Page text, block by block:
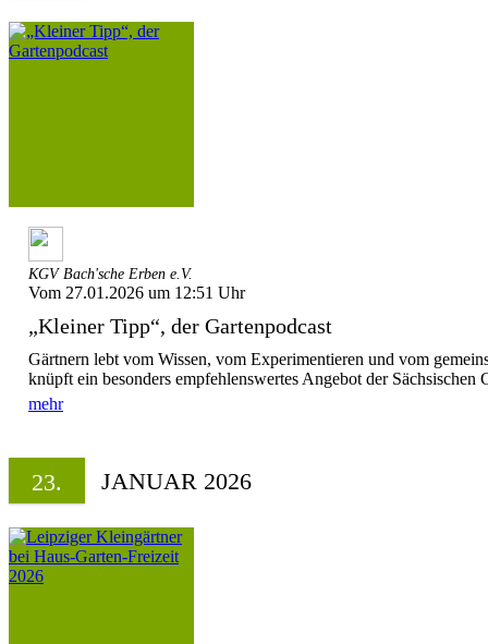
KGV Bach'sche Erben e.V.
Vom 27.01.2026 um 12:51 Uhr
„Kleiner Tipp“, der Gartenpodcast
Gärtnern lebt vom Wissen, vom Experimentieren und vom
knüpft ein besonders empfehlenswertes Angebot der Sächsischen
mehr
23. JANUAR 2026